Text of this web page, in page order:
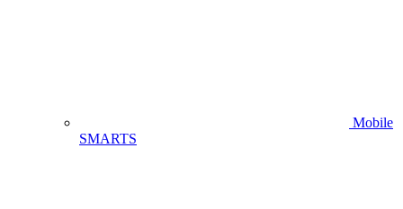
Mobile
SMARTS